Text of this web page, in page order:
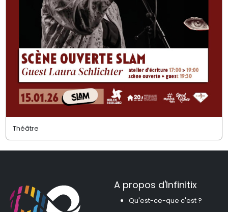
Théâtre
A propos d'Infinitix
Qu'est-ce-que c'est ?